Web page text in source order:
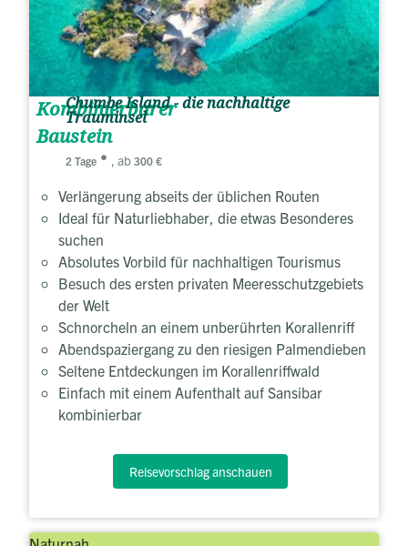
Kombinierbarer
Baustein
Chumbe Island - die nachhaltige
Trauminsel
2 Tage , ab 300 €
Verlängerung abseits der üblichen Routen
Ideal für Naturliebhaber, die etwas Besonderes
suchen
Absolutes Vorbild für nachhaltigen Tourismus
Besuch des ersten privaten Meeresschutzgebiets
der Welt
Schnorcheln an einem unberührten Korallenriff
Abendspaziergang zu den riesigen Palmendieben
Seltene Entdeckungen im Korallenriffwald
Einfach mit einem Aufenthalt auf Sansibar
kombinierbar
Reisevorschlag anschauen